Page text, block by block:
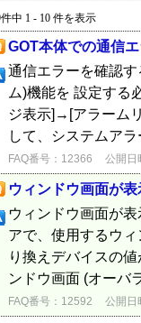
中 1 - 10 件を表示
GOT本体での通信
通信エラーを確認
ム)機能を 設定す
ジ表示]→[アラーム
して、システムア
FAQ番号：12366 公開日
ウィンドウ画面が
ウィンドウ画面が
アで、使用するウ
り換えデバイスの
ンドウ画面 (オーバ
FAQ番号：12592 公開日